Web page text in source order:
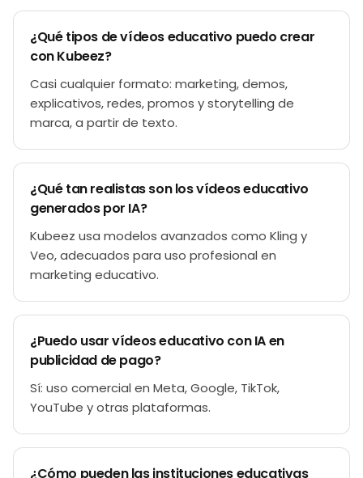
¿Qué tipos de vídeos educativo puedo crear
con Kubeez?
Casi cualquier formato: marketing, demos,
explicativos, redes, promos y storytelling de
marca, a partir de texto.
¿Qué tan realistas son los vídeos educativo
generados por IA?
Kubeez usa modelos avanzados como Kling y
Veo, adecuados para uso profesional en
marketing educativo.
¿Puedo usar vídeos educativo con IA en
publicidad de pago?
Sí: uso comercial en Meta, Google, TikTok,
YouTube y otras plataformas.
¿Cómo pueden las instituciones educativas